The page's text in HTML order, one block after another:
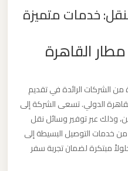
خدمات متميزة
القاهرة
الشركات الرائدة في تقديم
الدولي. تسعى الشركة إلى
وذلك عبر توفير وسائل نقل
خدمات التوصيل البسيطة إلى
مبتكرة لضمان تجربة سفر